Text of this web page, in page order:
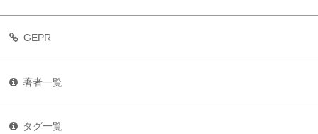
GEPR
著者一覧
タグ一覧